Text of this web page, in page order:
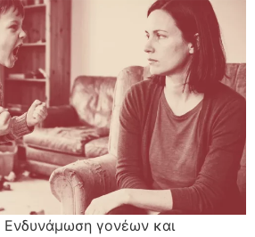
Ενδυνάμωση γονέων και